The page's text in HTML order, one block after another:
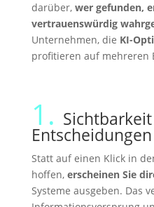
darüber, wer gefunden,
vertrauenswürdig
Unternehmen, die KI-
profitieren auf mehreren
1.
Statt auf einen Klick in
hoffen, erscheinen Sie
Systeme ausgeben. Das